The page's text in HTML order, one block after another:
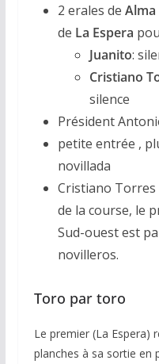
2 erales de Alma
de La Espera
Juanito:
Cristiano
silence
Président
petite entrée ,
novillada
Cristiano
de la course, le
Sud-ouest est
novilleros.
Toro par toro
Le premier (La Espera)
planches à sa sortie en